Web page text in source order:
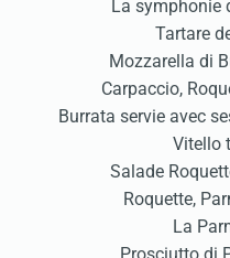
La symphonie
Tartare
Mozzarella di
Carpaccio,
Burrata servie avec
Vitello
Salade
Roquette,
La